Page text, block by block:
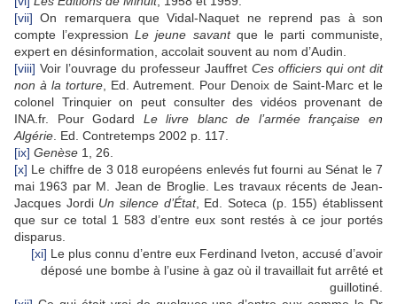
[vii] On remarquera que Vidal-Naquet ne reprend pas à son
compte l’expressionLe jeune savantque le parti communiste,
expert en désinformation, accolait souvent au nom d’Audin.
[viii] Voir l’ouvrage du professeur Jauffret Ces officiers qui ont dit
non à la torture , Ed. Autrement. Pour Denoix de Saint-Marc et le
colonel Trinquier on peut consulter des vidéos provenant de
INA.fr. Pour Godard Le livre blanc de l’armée française en
Algérie . Ed. Contretemps 2002 p. 117.
[ix] Genèse 1, 26.
[x] Le chiffre de 3 018 européens enlevés fut fourni au Sénat le 7
mai 1963 par M. Jean de Broglie. Les travaux récents de Jean-
Jacques Jordi Un silence d’État, Ed. Soteca (p. 155) établissent
que sur ce total 1 583 d’entre eux sont restés à ce jour portés
disparus.
[xi] Le plus connu d’entre eux Ferdinand Iveton, accusé d’avoir
déposé une bombe à l’usine à gaz où il travaillait fut arrêté et
guillotiné.